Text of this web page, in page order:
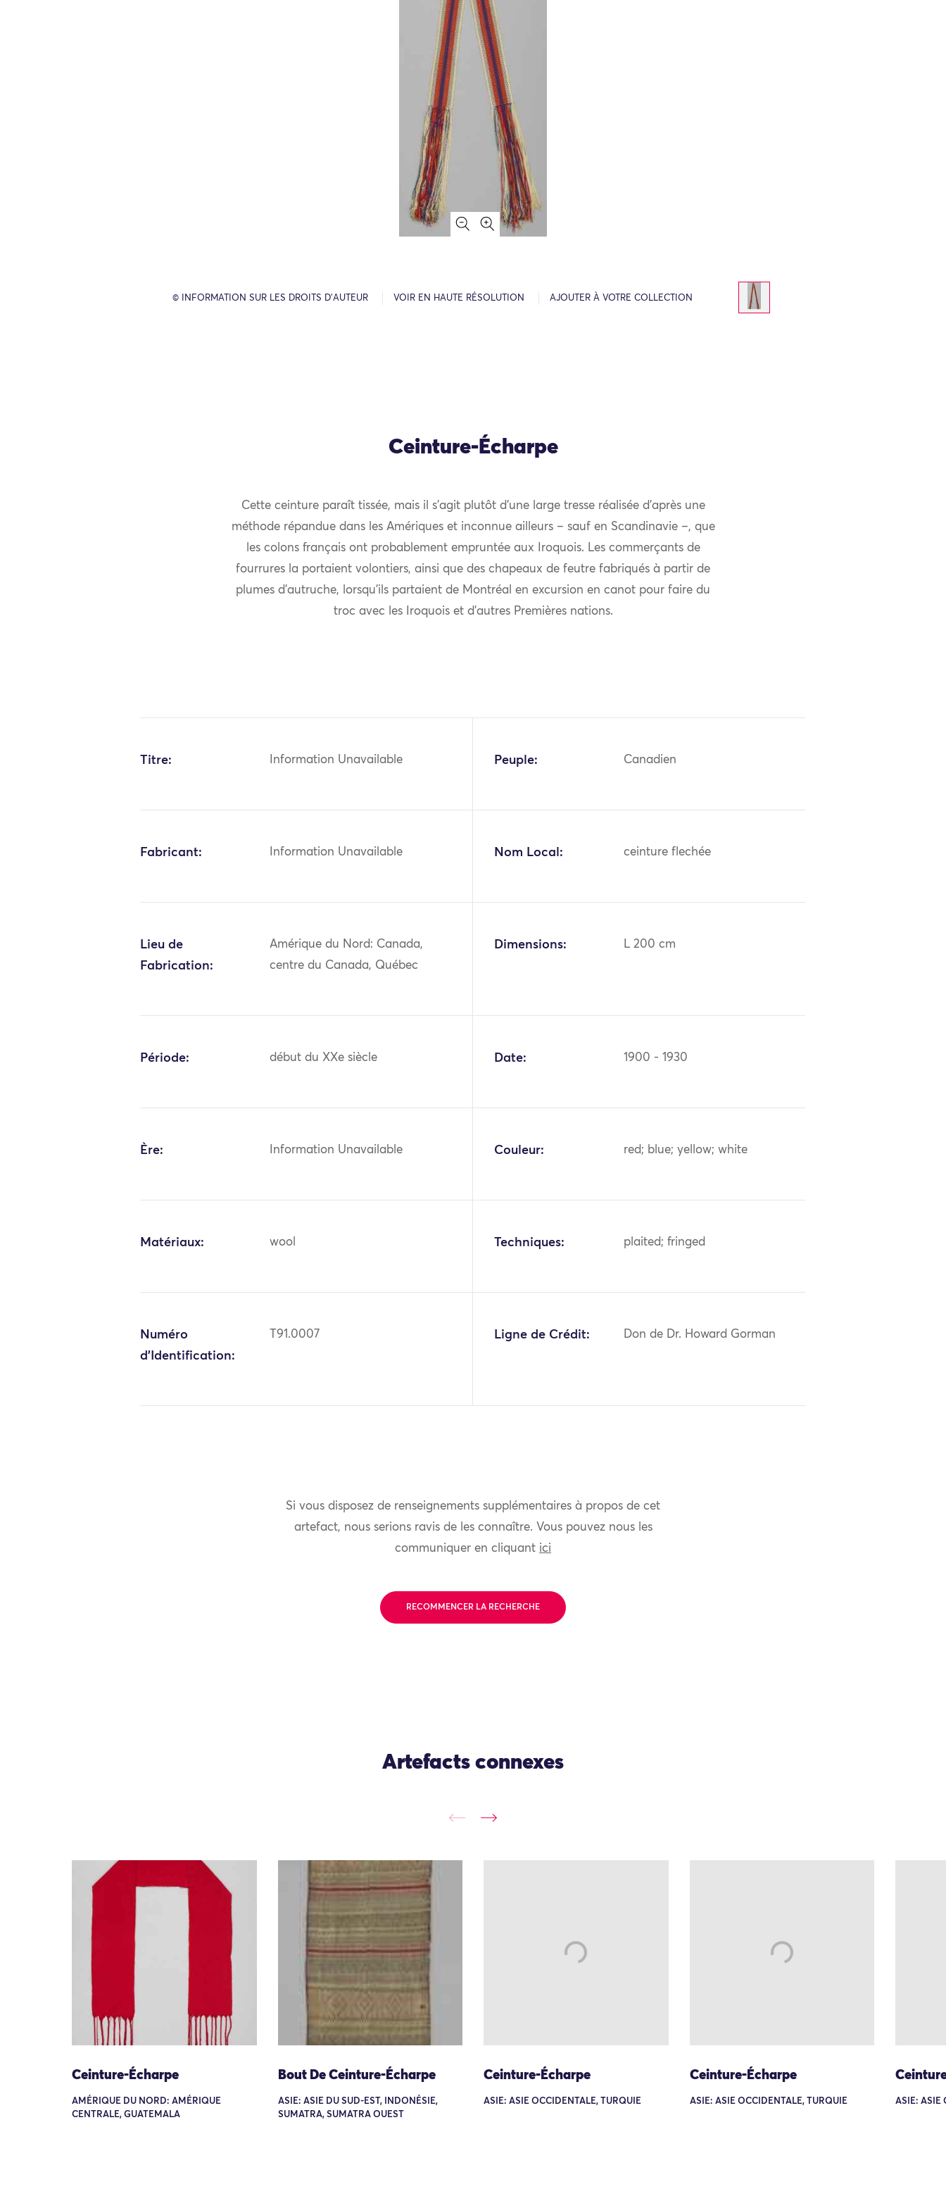
© INFORMATION SUR LES DROITS D’AUTEUR VOIR EN HAUTE RÉSOLUTION AJOUTER À VOTRE COLLECTION
Ceinture-Écharpe
Cette ceinture paraît tissée, mais il s’agit plutôt d’une large tresse réalisée d’après une
méthode répandue dans les Amériques et inconnue ailleurs – sauf en Scandinavie –, que
les colons français ont probablement empruntée aux Iroquois. Les commerçants de
fourrures la portaient volontiers, ainsi que des chapeaux de feutre fabriqués à partir de
plumes d’autruche, lorsqu’ils partaient de Montréal en excursion en canot pour faire du
troc avec les Iroquois et d’autres Premières nations.
Titre: Information Unavailable Peuple: Canadien
Fabricant: Information Unavailable Nom Local: ceinture flechée
Lieu de
Fabrication:
Amérique du Nord: Canada,
centre du Canada, Québec
Dimensions: L 200 cm
Période: début du XXe siècle Date: 1900 - 1930
Ère: Information Unavailable Couleur: red; blue; yellow; white
Matériaux: wool Techniques: plaited; fringed
Numéro
d'Identification:
T91.0007 Ligne de Crédit: Don de Dr. Howard Gorman
Si vous disposez de renseignements supplémentaires à propos de cet
artefact, nous serions ravis de les connaître. Vous pouvez nous les
communiquer en cliquant ici
RECOMMENCER LA RECHERCHE
Artefacts connexes
Ceinture-Écharpe
AMÉRIQUE DU NORD: AMÉRIQUE
CENTRALE, GUATEMALA
Bout De Ceinture-Écharpe
ASIE: ASIE DU SUD-EST, INDONÉSIE,
SUMATRA, SUMATRA OUEST
Ceinture-Écharpe
ASIE: ASIE OCCIDENTALE, TURQUIE
Ceinture-Écharpe
ASIE: ASIE OCCIDENTALE, TURQUIE ASIE: ASIE